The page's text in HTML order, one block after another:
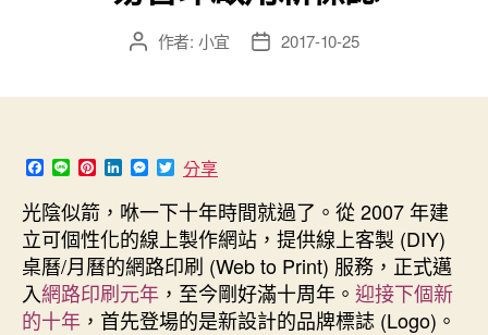
文 作者: 小宜
文 2017-10-25
F
a
c
e
b
o
o
k
L
n
e
P
n
t
e
r
e
s
t
L
n
k
e
d
I
n
M
e
s
e
n
g
e
r
T
w
i
t
t
e
r
分享
光陰似箭，咻一下十年時間就過了。從 2007 年建
立可個性化的線上製作網站，提供線上客製 (DIY)
桌曆/月曆的網路印刷 (Web to Print) 服務，正式邁
入網路印刷元年 ，至今剛好滿十周年。 迎接下個新
的十年 ，首先登場的是新設計的品牌標誌 (Logo)。